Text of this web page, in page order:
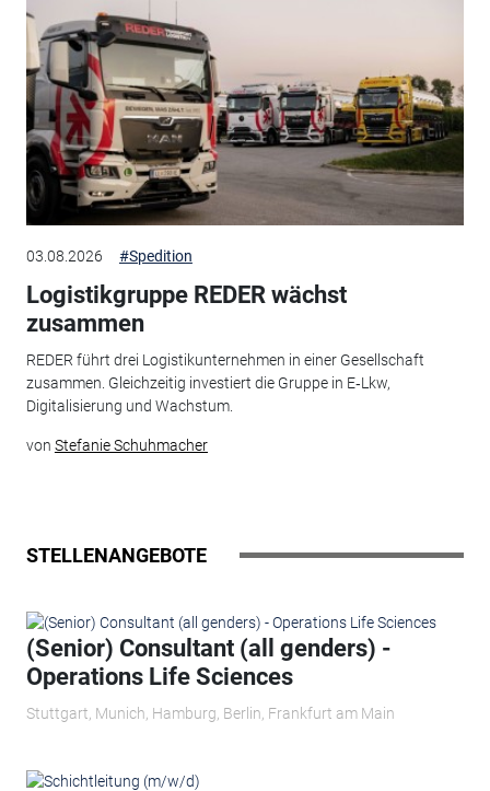
03.08.2026 #Spedition
Logistikgruppe REDER wächst
zusammen
REDER führt drei Logistikunternehmen in einer Gesellschaft
zusammen. Gleichzeitig investiert die Gruppe in E‑Lkw,
Digitalisierung und Wachstum.
von Stefanie Schuhmacher
STELLENANGEBOTE
(Senior) Consultant (all genders) -
Operations Life Sciences
Stuttgart, Munich, Hamburg, Berlin, Frankfurt am Main